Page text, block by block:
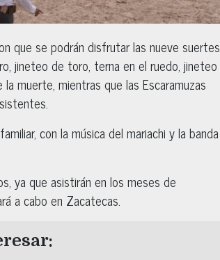
que se podrán disfrutar las nueve suertes
jineteo de toro, terna en el ruedo, jineteo
muerte, mientras que las Escaramuzas
con la música del mariachi y la banda
ya que asistirán en los meses de
a cabo en Zacatecas.